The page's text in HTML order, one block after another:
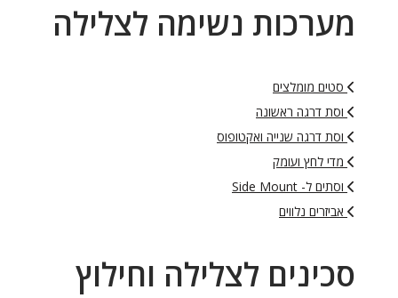
מערכות נשימה לצלילה
סטים מומלצים
וסת דרגה ראשונה
וסת דרגה שנייה ואקטופוס
מדי לחץ ועומק
וסתים ל- Side Mount
אביזרים נלווים
סכינים לצלילה וחילוץ